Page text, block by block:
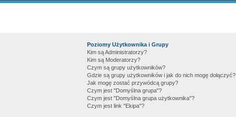
Poziomy Użytkownika i Grupy
Kim są Administratorzy?
Kim są Moderatorzy?
Czym są grupy użytkowników?
Gdzie są grupy użytkowników i jak do nich mogę dołączyć?
Jak mogę zostać przywódcą grupy?
Czym jest "Domyślna grupa"?
Czym jest "Domyślna grupa użytkownika"?
Czym jest link "Ekipa"?